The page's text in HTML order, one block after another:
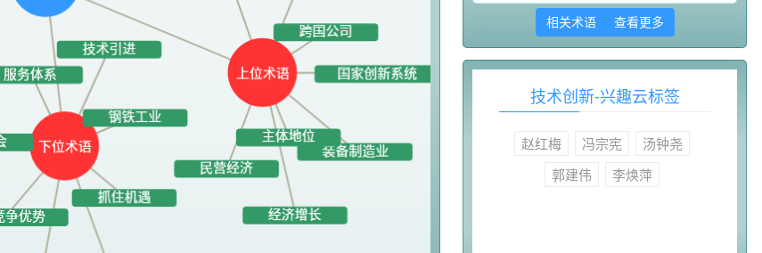
相关术语 查看更多
技术创新-兴趣云标签
赵红梅 冯宗宪
汤钟尧
郭建伟
李焕萍